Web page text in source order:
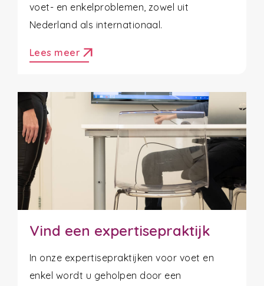
voet- en enkelproblemen, zowel uit
Nederland als internationaal.
Lees meer arrow_outward
Vind een expertisepraktijk
In onze expertisepraktijken voor voet en
enkel wordt u geholpen door een